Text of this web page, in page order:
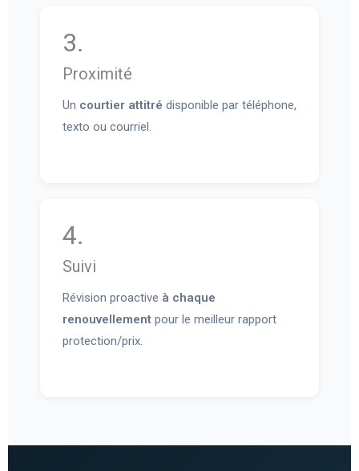
3.
Proximité
Un courtier attitré disponible par téléphone,
texto ou courriel.
4.
Suivi
Révision proactive à chaque
renouvellementpour le meilleur rapport
protection/prix.